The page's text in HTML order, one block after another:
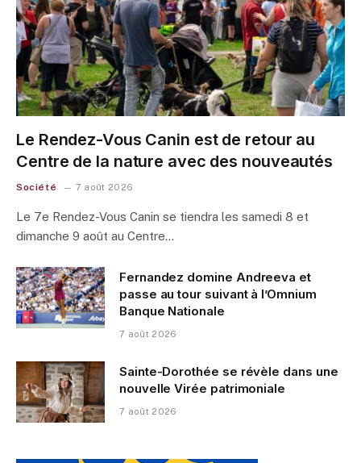
Le Rendez-Vous Canin est de retour au
Centre de la nature avec des nouveautés
Société 7 août 2026
Le 7e Rendez-Vous Canin se tiendra les samedi 8 et
dimanche 9 août au Centre…
Fernandez domine Andreeva et
passe au tour suivant à l’Omnium
Banque Nationale
7 août 2026
Sainte-Dorothée se révèle dans une
nouvelle Virée patrimoniale
7 août 2026